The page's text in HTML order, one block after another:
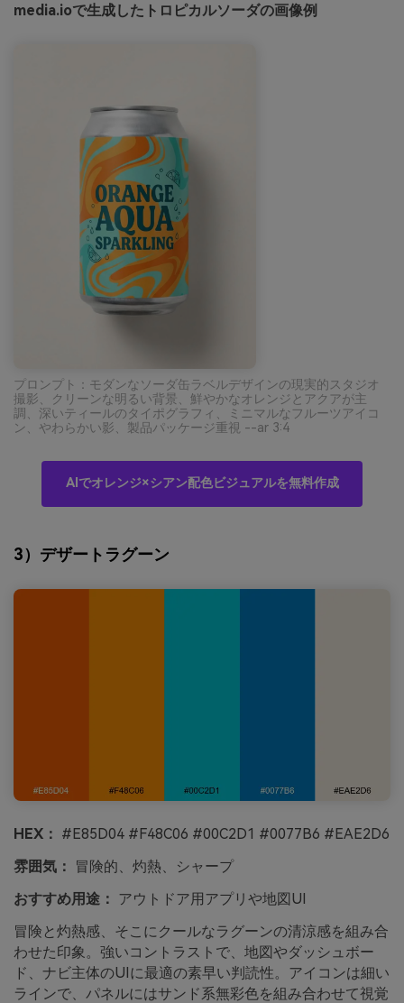
media.ioで生成したトロピカルソーダの画像例
プロンプト：モダンなソーダ缶ラベルデザインの現実的スタジオ
撮影、クリーンな明るい背景、鮮やかなオレンジとアクアが主
調、深いティールのタイポグラフィ、ミニマルなフルーツアイコ
ン、やわらかい影、製品パッケージ重視 --ar 3:4
AIでオレンジ×シアン配色ビジュアルを無料作成
3）デザートラグーン
HEX： #E85D04 #F48C06 #00C2D1 #0077B6 #EAE2D6
雰囲気：
冒険的、灼熱、シャープ
おすすめ用途： アウトドア用アプリや地図UI
冒険と灼熱感、そこにクールなラグーンの清涼感を組み合
わせた印象。強いコントラストで、地図やダッシュボー
ド、ナビ主体のUIに最適の素早い判読性。アイコンは細い
ラインで、パネルにはサンド系無彩色を組み合わせて視覚